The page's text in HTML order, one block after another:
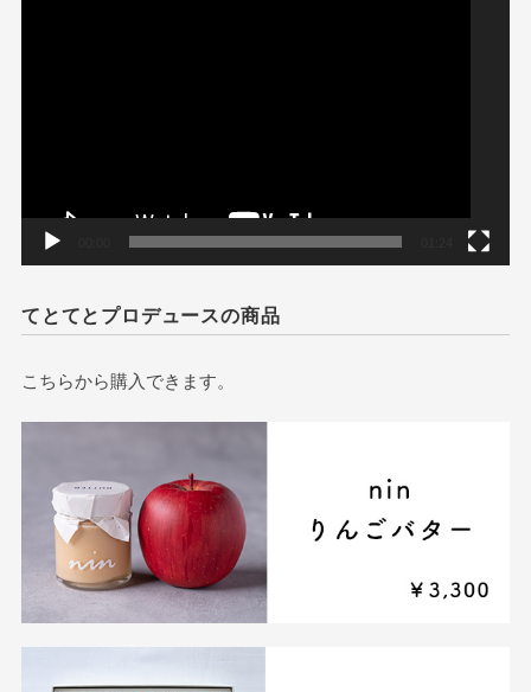
てとてとプロデュースの商品
こちらから購入できます。